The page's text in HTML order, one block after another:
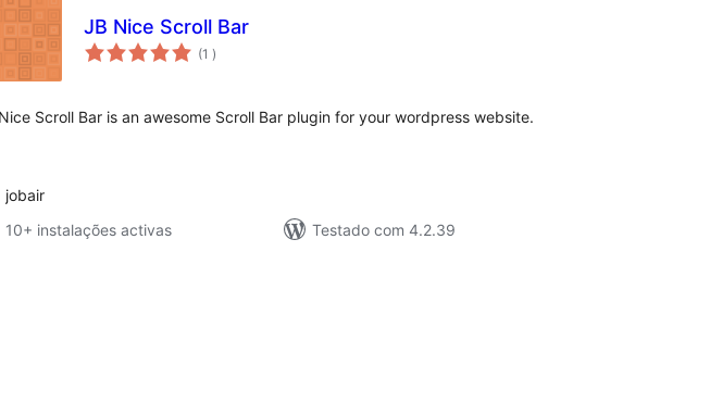
JB Nice Scroll Bar
(1 classificações
)
Scroll Bar is an awesome Scroll Bar plugin for your wordpress website.
jobair
10+ instalações activas
Testado com 4.2.39